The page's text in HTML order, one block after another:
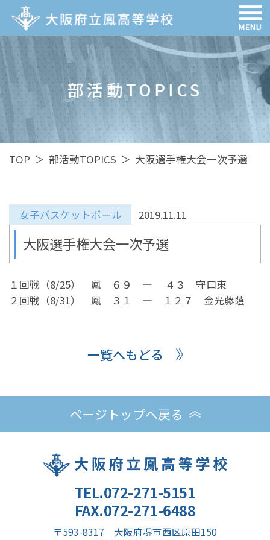
部活動TOPICS
TOP ＞ 部活動TOPICS ＞ 大阪選手権大会一次予選
女子バスケットボール 2019.11.11
大阪選手権大会一次予選
１回戦（8/25） 鳳 ６９ ― ４３ 守口東
２回戦（8/31） 鳳 ３１ ― １２７ 金光藤蔭
一覧へもどる
ページトップへ戻る
TEL.072-271-5151
FAX.072-271-6488
〒593-8317 大阪府堺市西区原田150